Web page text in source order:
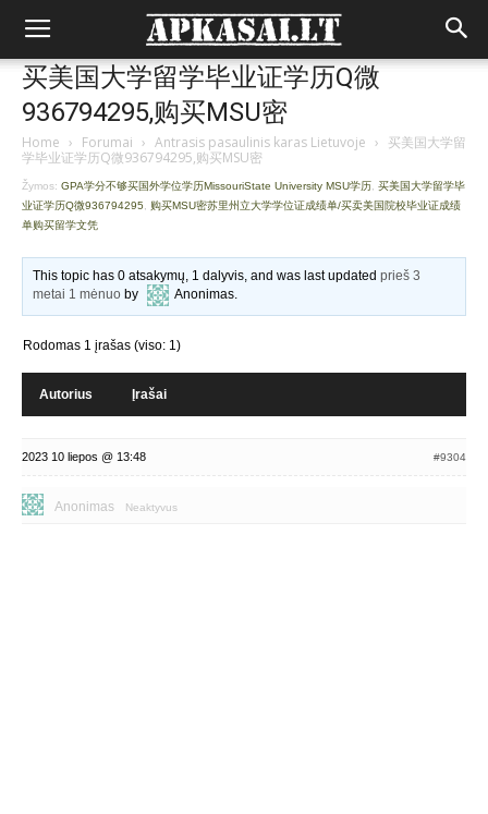
买美国大学留学毕业证学历Q微
936794295,购买MSU密
Home › Forumai › Antrasis pasaulinis karas Lietuvoje › 买美国大学留
学毕业证学历Q微936794295,购买MSU密
Žymos: GPA学分不够买国外学位学历MissouriState University MSU学历 买美国大学留学毕
业证学历Q微936794295
购买MSU密苏里州立大学学位证成绩单/买卖美国院校毕业证成绩
单购买留学文凭
This topic has 0 atsakymų, 1 dalyvis, and was last updatedprieš 3
metai 1 mėnuo by Anonimas.
Rodomas 1 įrašas (viso: 1)
Autorius Įrašai
2023 10 liepos @ 13:48 #9304
Anonimas Neaktyvus